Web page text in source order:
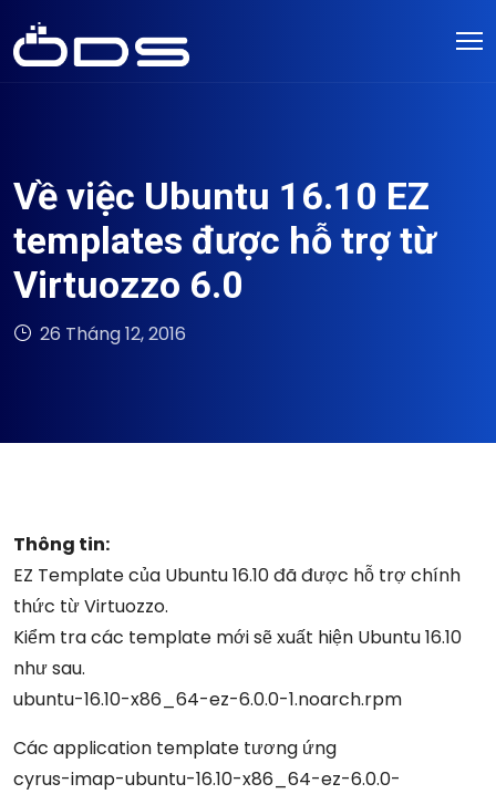
Về việc Ubuntu 16.10 EZ
templates được hỗ trợ từ
Virtuozzo 6.0
26 Tháng 12, 2016
Thông tin:
EZ Template của Ubuntu 16.10 đã được hỗ trợ chính
thức từ Virtuozzo.
Kiểm tra các template mới sẽ xuất hiện Ubuntu 16.10
như sau.
ubuntu-16.10-x86_64-ez-6.0.0-1.noarch.rpm
Các application template tương ứng
cyrus-imap-ubuntu-16.10-x86_64-ez-6.0.0-